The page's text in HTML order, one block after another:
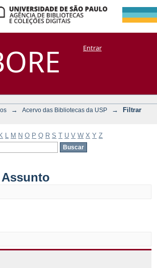
por:
Manakin + CoriscoEntrar
→ Acervo das Bibliotecas da USP →
Filtrar
K M N O P Q R S T U V W X Y Z